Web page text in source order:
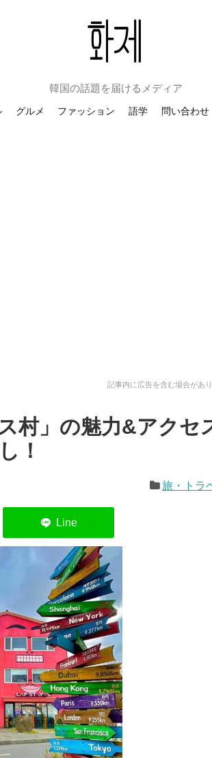
韓国の話題を届けるメディア
グルメ ファッション 語学 問い合わせ
記事内に広告を含む場合があり
村」の魅力&アクセ
！
旅・トラ